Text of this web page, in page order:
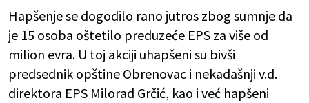
Hapšenje se dogodilo rano jutros zbog sumnje da
je 15 osoba oštetilo preduzeće EPS za više od
milion evra. U toj akciji uhapšeni su bivši
predsednik opštine Obrenovac i nekadašnji v.d.
direktora EPS Milorad Grčić, kao i već hapšeni